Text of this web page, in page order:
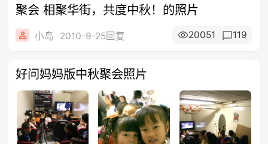
聚会 相聚华街，共度中秋！的照片
小岛 2010-9-25回复 20051 119
好问妈妈版中秋聚会照片